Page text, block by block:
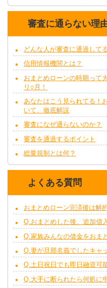
審査に通らない理
どんな人が審査に通過して
信用情報機関とは？
おまとめローンの時期って
リ○月！
あなたはこう見られてる！
いて、徹底解説
審査になぜ通らないのか？
審査を通過するポイント
総量規制とは何？
よくある質問
おまとめローン完済後は解
Q.おまとめした後、追加借
Q.家族みんなの借金をおま
Q.妻が旦那名義でしたキャ
Q.土日祝日でも即日融資可
Q.大手に断られたら何処に